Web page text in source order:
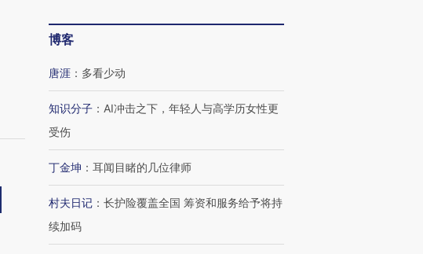
博客
唐涯 ： 多看少动
知识分子 ： AI冲击之下，年轻人与高学历女性更
受伤
丁金坤 ： 耳闻目睹的几位律师
村夫日记 ： 长护险覆盖全国 筹资和服务给予将持
续加码